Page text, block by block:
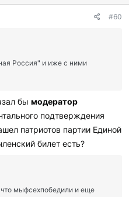
#60
Россия" и иже с ними
бы модератор
подтверждения
патриотов партии Единой
билет есть?
мыфсехпобедили и еще